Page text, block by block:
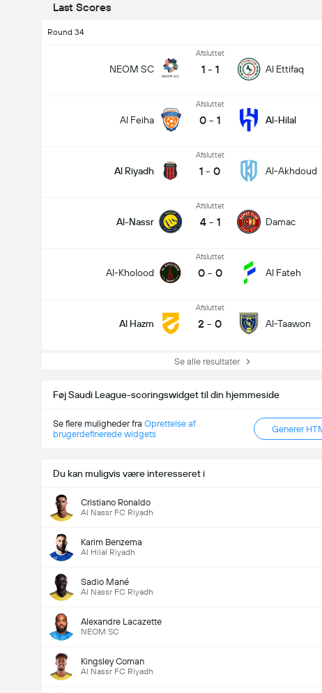
Last Scores
Round 34
NEOM SC
Afsluttet
1 - 1 Al Ettifaq
Al Feiha
Afsluttet
0 - 1 Al-Hilal
Al Riyadh
Afsluttet
1 - 0 Al-Akhdoud
Al-Nassr
Afsluttet
4 - 1 Damac
Al-Kholood
Afsluttet
0 - 0 Al Fateh
Al Hazm
Afsluttet
2 - 0 Al-Taawon
Se alle resultater
Føj Saudi League-scoringswidget til din hjemmeside
Se flere muligheder fra Oprettelse af
brugerdefinerede widgets
Generer
Du kan muligvis være interesseret i
Cristiano Ronaldo
Al Nassr FC Riyadh
Karim Benzema
Al Hilal Riyadh
Sadio Mané
Al Nassr FC Riyadh
Alexandre Lacazette
NEOM SC
Kingsley Coman
Al Nassr FC Riyadh
Antal Mål i Kampen (2.5)